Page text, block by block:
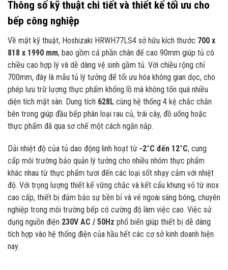
Thông số kỹ thuật chi tiết và thiết kế tối ưu cho
bếp công nghiệp
Về mặt kỹ thuật, Hoshizaki HRWH77LS4 sở hữu kích thước 700 x
818 x 1990 mm, bao gồm cả phần chân đế cao 90mm giúp tủ có
chiều cao hợp lý và dễ dàng vệ sinh gầm tủ. Với chiều rộng chỉ
700mm, đây là mẫu tủ lý tưởng để tối ưu hóa không gian dọc, cho
phép lưu trữ lượng thực phẩm khổng lồ mà không tốn quá nhiều
diện tích mặt sàn. Dung tích 628L cùng hệ thống 4 kệ chắc chắn
bên trong giúp đầu bếp phân loại rau củ, trái cây, đồ uống hoặc
thực phẩm đã qua sơ chế một cách ngăn nắp.
Dải nhiệt độ của tủ dao động linh hoạt từ -2°C đến 12°C, cung
cấp môi trường bảo quản lý tưởng cho nhiều nhóm thực phẩm
khác nhau từ thực phẩm tươi đến các loại sốt nhạy cảm với nhiệt
độ. Với trọng lượng thiết kế vững chắc và kết cấu khung vỏ từ inox
cao cấp, thiết bị đảm bảo sự bền bỉ và vẻ ngoài sáng bóng, chuyên
nghiệp trong môi trường bếp có cường độ làm việc cao. Việc sử
dụng nguồn điện 230V AC / 50Hz phổ biến giúp thiết bị dễ dàng
tích hợp vào hệ thống điện của hầu hết các cơ sở kinh doanh hiện
nay.